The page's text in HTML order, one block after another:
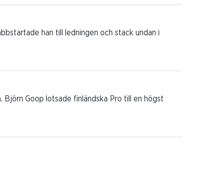
han till ledningen och stack undan i
Björn Goop lotsade finländska Pro till en högst